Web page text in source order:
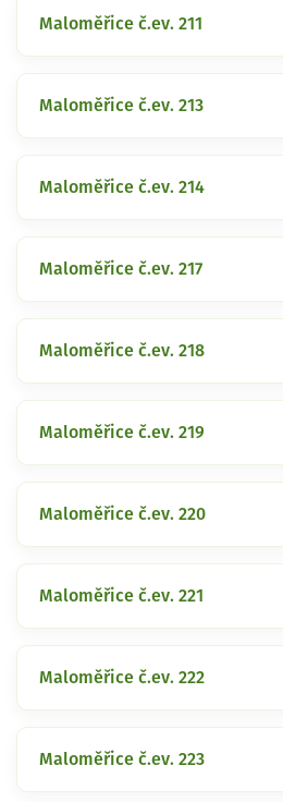
Maloměřice č.ev. 211
Maloměřice č.ev. 213
Maloměřice č.ev. 214
Maloměřice č.ev. 217
Maloměřice č.ev. 218
Maloměřice č.ev. 219
Maloměřice č.ev. 220
Maloměřice č.ev. 221
Maloměřice č.ev. 222
Maloměřice č.ev. 223